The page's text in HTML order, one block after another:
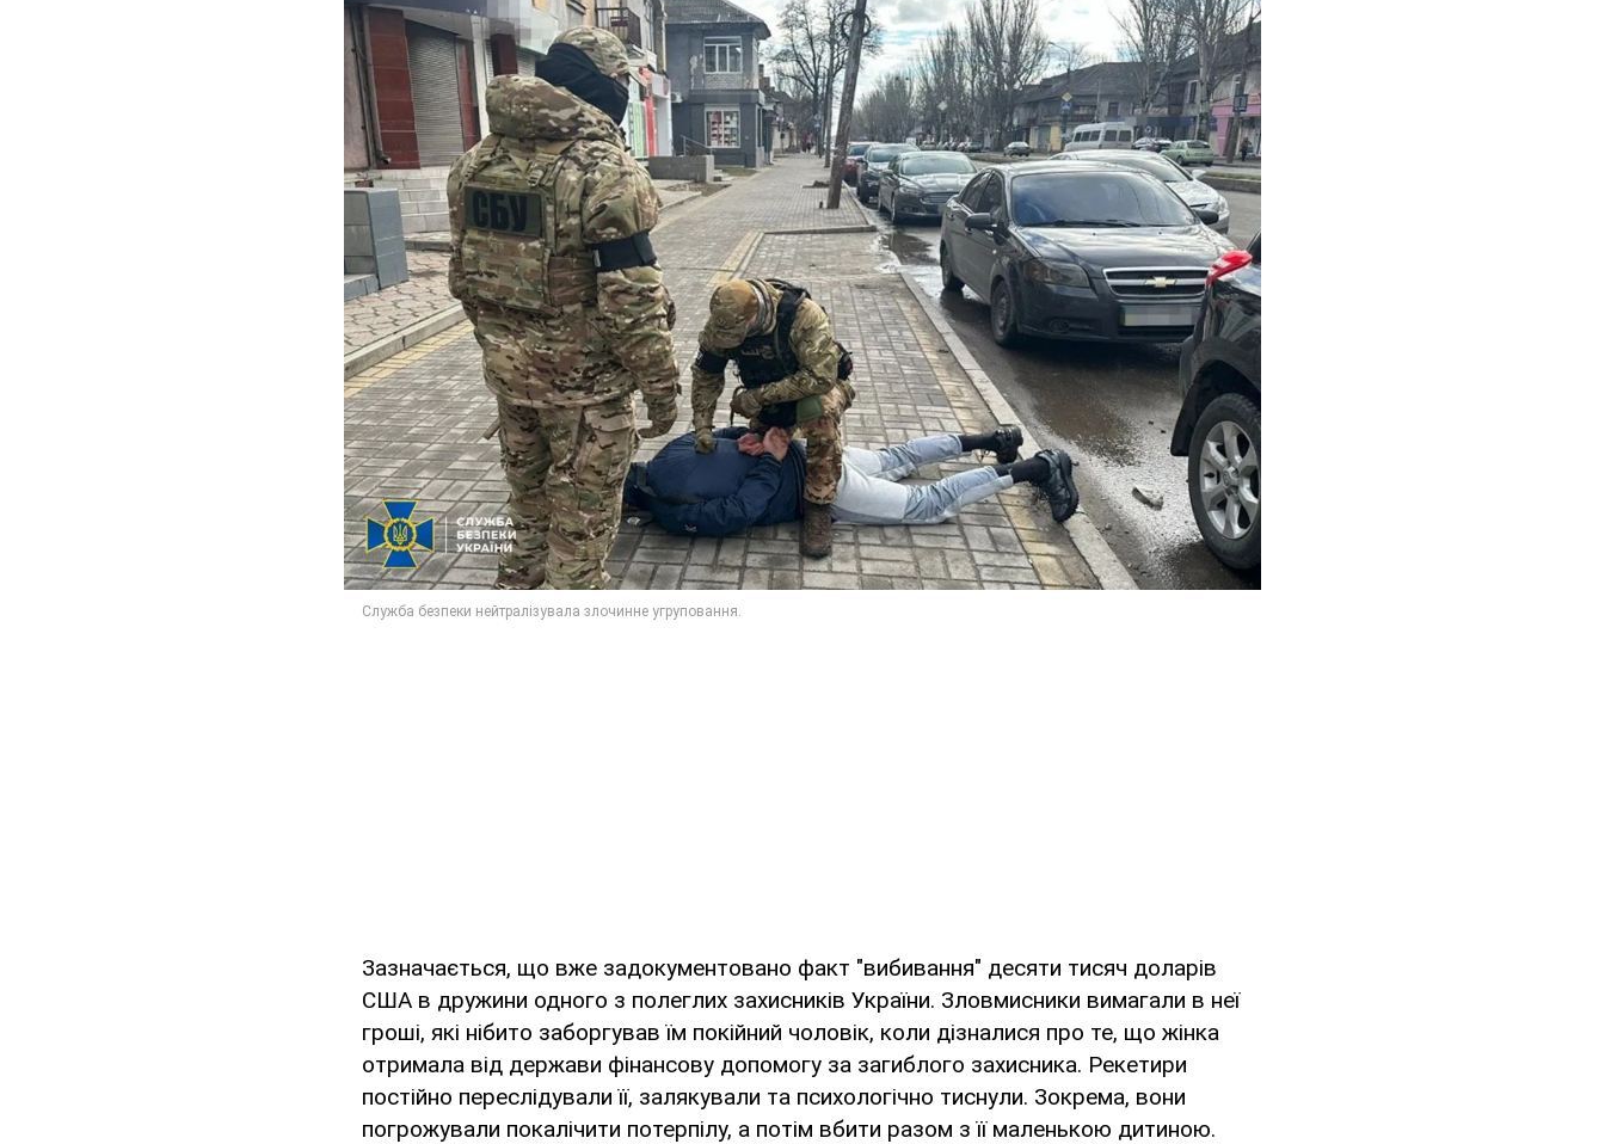
Зазначається, що вже задокументовано факт "вибивання" десяти тисяч доларів
США в дружини одного з полеглих захисників України. Зловмисники вимагали в неї
гроші, які нібито заборгував їм покійний чоловік, коли дізналися про те, що жінка
отримала від держави фінансову допомогу за загиблого захисника. Рекетири
постійно переслідували її, залякували та психологічно тиснули. Зокрема, вони
погрожували покалічити потерпілу, а потім вбити разом з її маленькою дитиною.